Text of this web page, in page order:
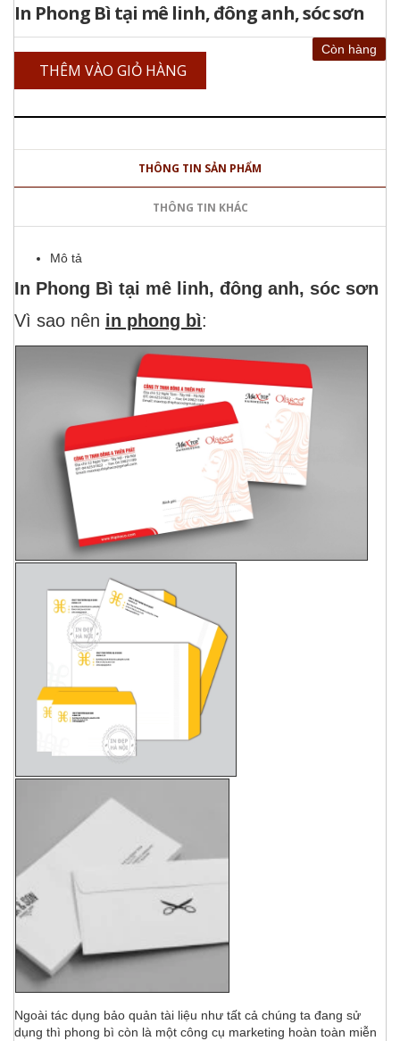
In Phong Bì tại mê linh, đông anh, sóc sơn
Còn hàng
THÊM VÀO GIỎ HÀNG
THÔNG TIN SẢN PHẨM
THÔNG TIN KHÁC
Mô tả
In Phong Bì tại mê linh, đông anh, sóc sơn
Vì sao nên in phong bì:
Ngoài tác dụng bảo quản tài liệu như tất cả chúng ta đang sử
dụng thì phong bì còn là một công cụ marketing hoàn toàn miễn